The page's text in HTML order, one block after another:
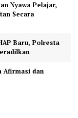
Nyawa Pelajar,
Secara
Baru, Polresta
Afirmasi dan